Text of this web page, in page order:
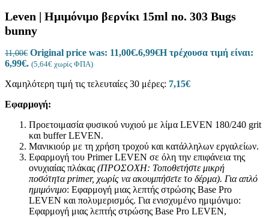
Leven | Ημιμόνιμο βερνίκι 15ml no. 303 Bugs
bunny
11,00€ Original price was: 11,00€.6,99€Η τρέχουσα τιμή είναι:
6,99€. (5,64€ χωρίς ΦΠΑ)
Χαμηλότερη τιμή τις τελευταίες 30 μέρες: 7,15€
Εφαρμογή:
Προετοιμασία φυσικού νυχιού με λίμα LEVEN 180/240 grit
και buffer LEVEN.
Μανικιούρ με τη χρήση τροχού και κατάλληλων εργαλείων.
Εφαρμογή του Primer LEVEN σε όλη την επιφάνεια της
ονυχιαίας πλάκας (ΠΡΟΣΟΧΗ: Τοποθετήστε μικρή
ποσότηταprimer, χωρίς να ακουμπήσετε το δέρμα). Για απλό
ημιμόνιμο: Εφαρμογή μιας λεπτής στρώσης Base Pro
LEVEN και πολυμερισμός. Για ενισχυμένο ημιμόνιμο:
Εφαρμογή μιας λεπτής στρώσης Base Pro LEVEN,